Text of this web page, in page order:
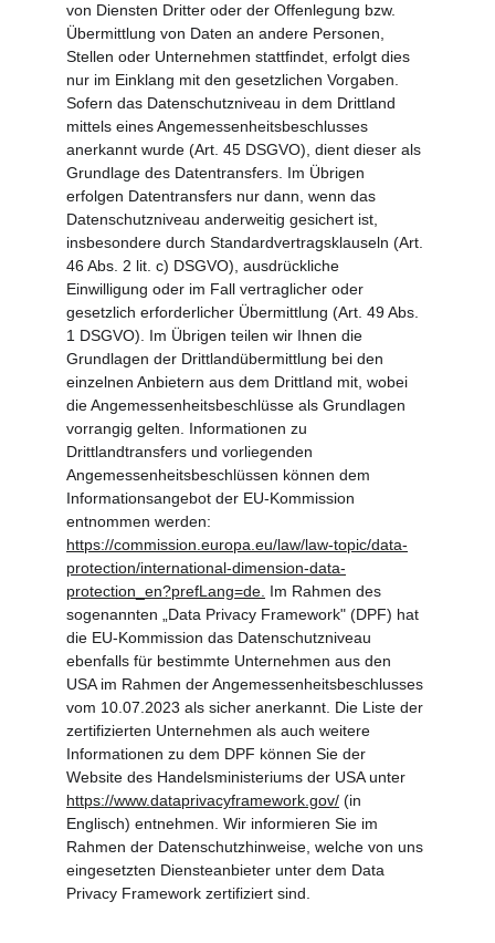
von Diensten Dritter oder der Offenlegung bzw.
Übermittlung von Daten an andere Personen,
Stellen oder Unternehmen stattfindet, erfolgt dies
nur im Einklang mit den gesetzlichen Vorgaben.
Sofern das Datenschutzniveau in dem Drittland
mittels eines Angemessenheitsbeschlusses
anerkannt wurde (Art. 45 DSGVO), dient dieser als
Grundlage des Datentransfers. Im Übrigen
erfolgen Datentransfers nur dann, wenn das
Datenschutzniveau anderweitig gesichert ist,
insbesondere durch Standardvertragsklauseln (Art.
46 Abs. 2 lit. c) DSGVO), ausdrückliche
Einwilligung oder im Fall vertraglicher oder
gesetzlich erforderlicher Übermittlung (Art. 49 Abs.
1 DSGVO). Im Übrigen teilen wir Ihnen die
Grundlagen der Drittlandübermittlung bei den
einzelnen Anbietern aus dem Drittland mit, wobei
die Angemessenheitsbeschlüsse als Grundlagen
vorrangig gelten. Informationen zu
Drittlandtransfers und vorliegenden
Angemessenheitsbeschlüssen können dem
Informationsangebot der EU-Kommission
entnommen werden:
https://commission.europa.eu/law/law-topic/data-
protection/international-dimension-data-
protection_en?prefLang=de. Im Rahmen des
sogenannten „Data Privacy Framework" (DPF) hat
die EU-Kommission das Datenschutzniveau
ebenfalls für bestimmte Unternehmen aus den
USA im Rahmen der Angemessenheitsbeschlusses
vom 10.07.2023 als sicher anerkannt. Die Liste der
zertifizierten Unternehmen als auch weitere
Informationen zu dem DPF können Sie der
Website des Handelsministeriums der USA unter
https://www.dataprivacyframework.gov/ (in
Englisch) entnehmen. Wir informieren Sie im
Rahmen der Datenschutzhinweise, welche von uns
eingesetzten Diensteanbieter unter dem Data
Privacy Framework zertifiziert sind.